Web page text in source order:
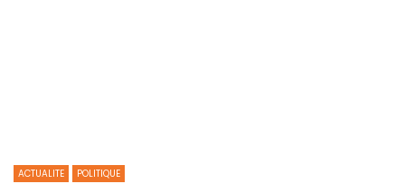
ACTUALITE POLITIQUE